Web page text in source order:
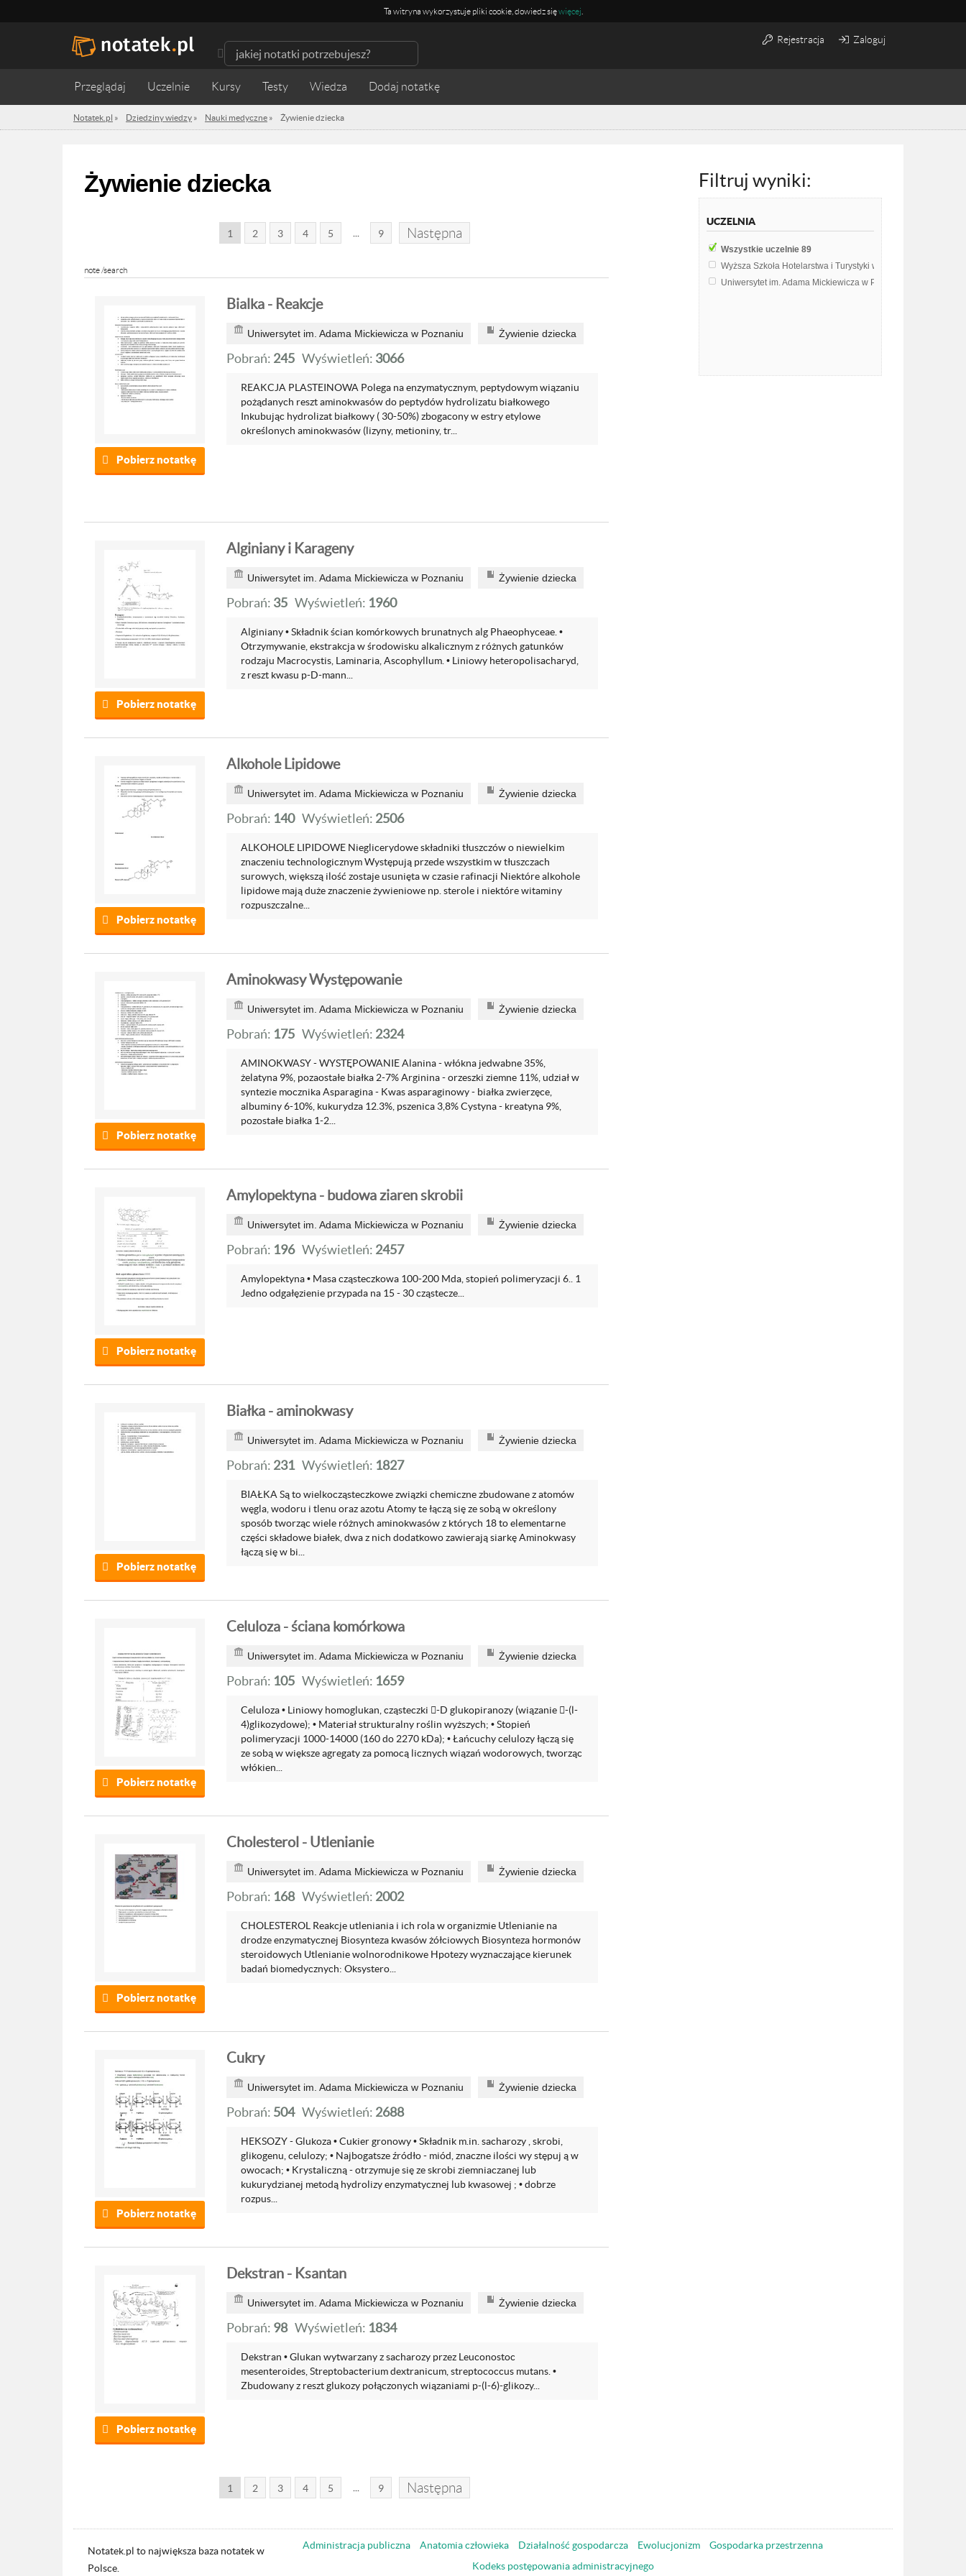
Ta witryna wykorzystuje pliki cookie, dowiedz sięwięcej
Rejestracja Zaloguj
Przeglądaj Uczelnie Kursy Testy Wiedza
Notatek.pl » Dziedziny wiedzy » Nauki medyczne » Żywienie dziecka
Żywienie dziecka
1 2 3 4 5 9 Następna
note /search
Pobierz notatkę
Bialka - Reakcje
Uniwersytet im. Adama Mickiewicza w Poznaniu Żywienie dziecka
Pobrań: 245 Wyświetleń: 3066
REAKCJA PLASTEINOWA Polega na enzymatycznym, peptydowym wiązaniu
pożądanych reszt aminokwasów do peptydów hydrolizatu białkowego
Inkubując hydrolizat białkowy ( 30-50%) zbogacony w estry etylowe
określonych aminokwasów (lizyny, metioniny, tr...
Pobierz notatkę
Alginiany i Karageny
Uniwersytet im. Adama Mickiewicza w Poznaniu Żywienie dziecka
Pobrań: 35 Wyświetleń: 1960
Alginiany • Składnik ścian komórkowych brunatnych alg Phaeophyceae. •
Otrzymywanie, ekstrakcja w środowisku alkalicznym z różnych gatunków
rodzaju Macrocystis, Laminaria, Ascophyllum. • Liniowy heteropolisacharyd,
z reszt kwasu p-D-mann...
Pobierz notatkę
Alkohole Lipidowe
Uniwersytet im. Adama Mickiewicza w Poznaniu Żywienie dziecka
Pobrań: 140 Wyświetleń: 2506
ALKOHOLE LIPIDOWE Nieglicerydowe składniki tłuszczów o niewielkim
znaczeniu technologicznym Występują przede wszystkim w tłuszczach
surowych, większą ilość zostaje usunięta w czasie rafinacji Niektóre alkohole
lipidowe mają duże znaczenie żywieniowe np. sterole i niektóre witaminy
rozpuszczalne...
Pobierz notatkę
Aminokwasy Występowanie
Uniwersytet im. Adama Mickiewicza w Poznaniu Żywienie dziecka
Pobrań: 175 Wyświetleń: 2324
AMINOKWASY - WYSTĘPOWANIE Alanina - włókna jedwabne 35%,
żelatyna 9%, pozaostałe białka 2-7% Arginina - orzeszki ziemne 11%, udział w
syntezie mocznika Asparagina - Kwas asparaginowy - białka zwierzęce,
albuminy 6-10%, kukurydza 12.3%, pszenica 3,8% Cystyna - kreatyna 9%,
pozostałe białka 1-2...
Pobierz notatkę
Amylopektyna - budowa ziaren skrobii
Uniwersytet im. Adama Mickiewicza w Poznaniu Żywienie dziecka
Pobrań: 196 Wyświetleń: 2457
Amylopektyna • Masa cząsteczkowa 100-200 Mda, stopień polimeryzacji 6.. 1
Jedno odgałęzienie przypada na 15 - 30 cząstecze...
Pobierz notatkę
Białka - aminokwasy
Uniwersytet im. Adama Mickiewicza w Poznaniu Żywienie dziecka
Pobrań: 231 Wyświetleń: 1827
BIAŁKA Są to wielkocząsteczkowe związki chemiczne zbudowane z atomów
węgla, wodoru i tlenu oraz azotu Atomy te łączą się ze sobą w określony
sposób tworząc wiele różnych aminokwasów z których 18 to elementarne
części składowe białek, dwa z nich dodatkowo zawierają siarkę Aminokwasy
łączą się w bi...
Pobierz notatkę
Celuloza - ściana komórkowa
Uniwersytet im. Adama Mickiewicza w Poznaniu Żywienie dziecka
Pobrań: 105 Wyświetleń: 1659
Celuloza • Liniowy homoglukan, cząsteczki -D glukopiranozy (wiązanie -(l-
4)glikozydowe); • Materiał strukturalny roślin wyższych; • Stopień
polimeryzacji 1000-14000 (160 do 2270 kDa); • Łańcuchy celulozy łączą się
ze sobą w większe agregaty za pomocą licznych wiązań wodorowych, tworząc
włókien...
Pobierz notatkę
Cholesterol - Utlenianie
Uniwersytet im. Adama Mickiewicza w Poznaniu Żywienie dziecka
Pobrań: 168 Wyświetleń: 2002
CHOLESTEROL Reakcje utleniania i ich rola w organizmie Utlenianie na
drodze enzymatycznej Biosynteza kwasów żółciowych Biosynteza hormonów
steroidowych Utlenianie wolnorodnikowe Hpotezy wyznaczające kierunek
badań biomedycznych: Oksystero...
Pobierz notatkę
Cukry
Uniwersytet im. Adama Mickiewicza w Poznaniu Żywienie dziecka
Pobrań: 504 Wyświetleń: 2688
HEKSOZY - Glukoza • Cukier gronowy • Składnik m.in. sacharozy , skrobi,
glikogenu, celulozy; • Najbogatsze źródło - miód, znaczne ilości wy stępuj ą w
owocach; • Krystaliczną - otrzymuje się ze skrobi ziemniaczanej lub
kukurydzianej metodą hydrolizy enzymatycznej lub kwasowej ; • dobrze
rozpus...
Pobierz notatkę
Dekstran - Ksantan
Uniwersytet im. Adama Mickiewicza w Poznaniu Żywienie dziecka
Pobrań: 98 Wyświetleń: 1834
Dekstran • Glukan wytwarzany z sacharozy przez Leuconostoc
mesenteroides, Streptobacterium dextranicum, streptococcus mutans. •
Zbudowany z reszt glukozy połączonych wiązaniami p-(l-6)-glikozy...
1 2 3 4 5 9 Następna
Filtruj wyniki:
UCZELNIA
Wszystkie uczelnie 89
Wyższa Szkoła Hotelarstwa i Turystyki w Częstochowie
Uniwersytet im. Adama Mickiewicza w Poznaniu
Notatek.pl to największa baza notatek w
Polsce.
Administracja publiczna Anatomia człowieka Działalność gospodarcza Ewolucjonizm
Gospodarka przestrzenna
Kodeks postępowania administracyjnego